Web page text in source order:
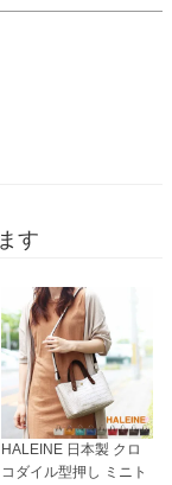
す
HALEINE 日本製 クロ
コダイル型押し ミニト